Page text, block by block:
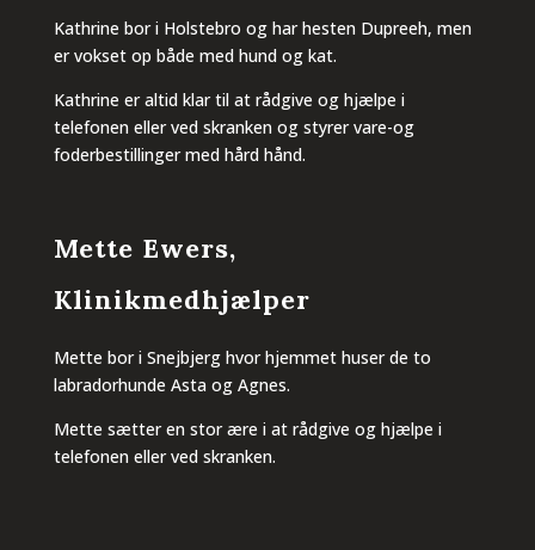
Kathrine bor i Holstebro og har hesten Dupreeh, men
er vokset op både med hund og kat.
Kathrine er altid klar til at rådgive og hjælpe i
telefonen eller ved skranken og styrer vare-og
foderbestillinger med hård hånd.
Mette Ewers,
Klinikmedhjælper
Mette bor i Snejbjerg hvor hjemmet huser de to
labradorhunde Asta og Agnes.
Mette sætter en stor ære i at rådgive og hjælpe i
telefonen eller ved skranken.